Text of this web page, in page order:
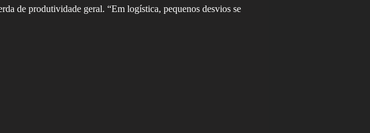
de produtividade geral. “Em logística, pequenos desvios se